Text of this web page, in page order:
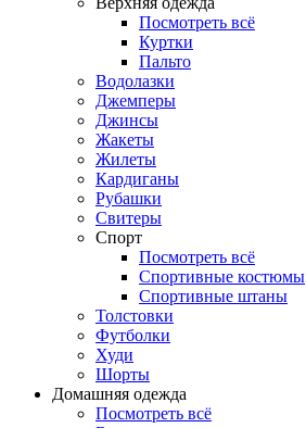
Посмотреть всё
Куртки
Пальто
Водолазки
Джемперы
Джинсы
Жакеты
Жилеты
Кардиганы
Рубашки
Свитеры
Спорт
Посмотреть всё
Спортивные костюмы
Спортивные штаны
Толстовки
Футболки
Худи
Шорты
Домашняя одежда
Посмотреть всё